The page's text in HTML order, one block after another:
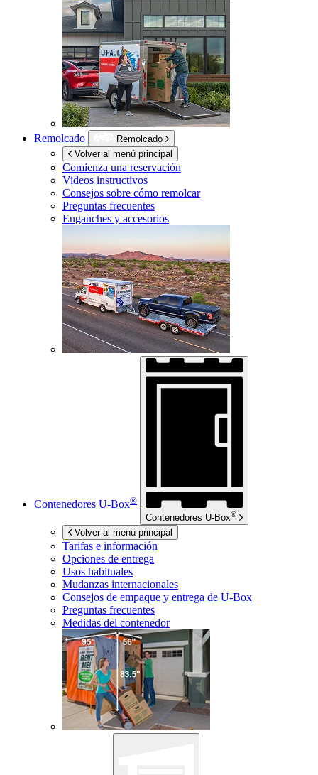
Remolcado
Remolcado
Volver al menú principal
Comienza una reservación
Videos instructivos
Consejos sobre cómo remolcar
Preguntas frecuentes
Enganches y accesorios
Contenedores U-Box®
Contenedores U-Box®
Volver al menú principal
Tarifas e información
Opciones de entrega
Usos habituales
Mudanzas internacionales
Consejos de empaque y entrega de U-Box
Preguntas frecuentes
Medidas del contenedor